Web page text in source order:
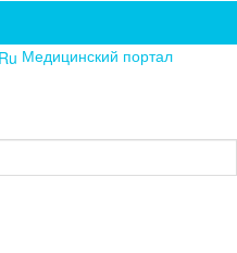
Медицинский портал